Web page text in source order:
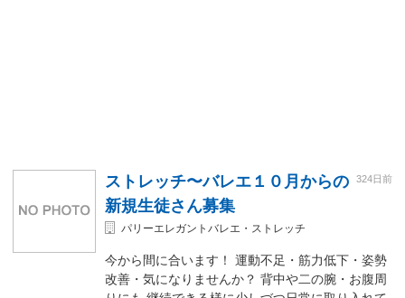
ストレッチ〜バレエ１０月からの
新規生徒さん募集
324日前
パリーエレガントバレエ・ストレッチ
今から間に合います！ 運動不足・筋力低下・姿勢
改善・気になりませんか？ 背中や二の腕・お腹周